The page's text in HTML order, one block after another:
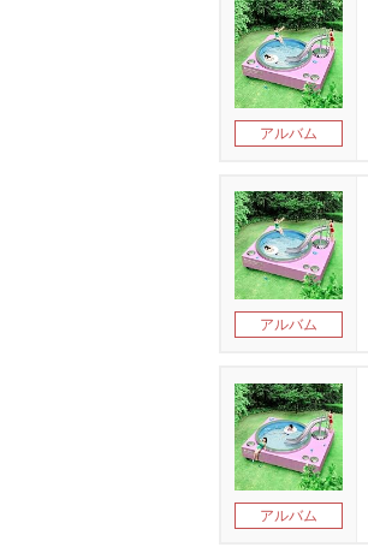
アルバム
アルバム
アルバム